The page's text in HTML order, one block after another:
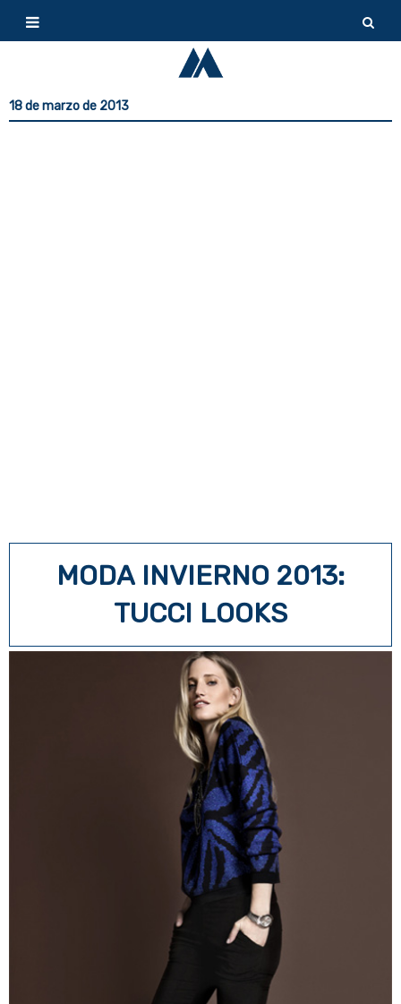
18 de marzo de 2013
MODA INVIERNO 2013:
TUCCI LOOKS